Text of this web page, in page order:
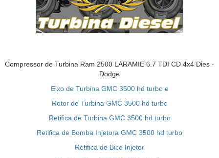
Compressor de Turbina Ram 2500 LARAMIE 6.7 TDI CD 4x4 Dies -
Dodge
Eixo de Turbina GMC 3500 hd turbo e
Rotor de Turbina GMC 3500 hd turbo
Retifica de Turbina GMC 3500 hd turbo
Retifica de Bomba Injetora GMC 3500 hd turbo
Retifica de Bico Injetor